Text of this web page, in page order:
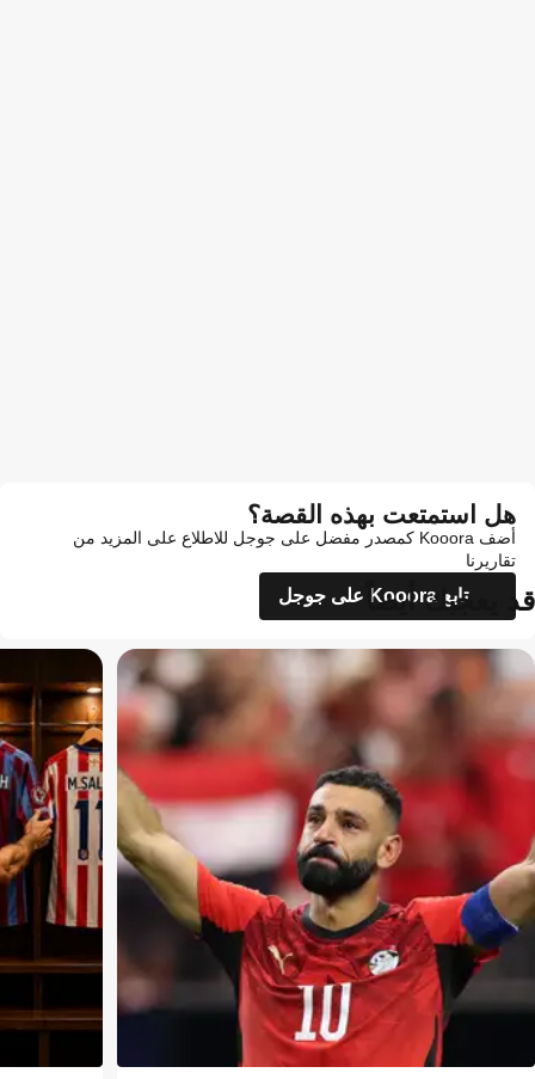
هل استمتعت بهذه القصة؟
أضف Kooora كمصدر مفضل على جوجل للاطلاع على المزيد من
تقاريرنا
تابع Kooora على جوجل
قد يعجبك أيضاً